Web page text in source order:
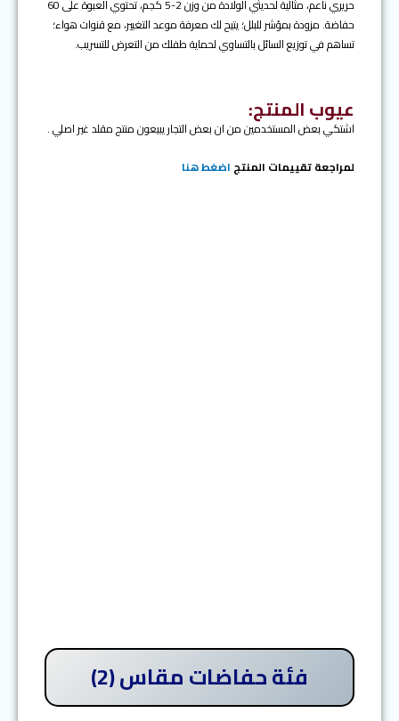
حريري ناعم، مثالية لحديثي الولادة من وزن 2-5 كجم، تحتوي العبوة على 60
حفاضة. مزودة بمؤشر للبلل؛ يتيح لك معرفة موعد التغيير، مع قنوات هواء؛
تساهم في توزيع السائل بالتساوي لحماية طفلك من التعرض للتسريب.
عيوب المنتج:
اشتكي بعض المستخدمين من ان بعض التجار يبيعون منتج مقلد غير اصلي .
لمراجعة تقييمات المنتج اضغط هنا
فئة حفاضات مقاس (2)